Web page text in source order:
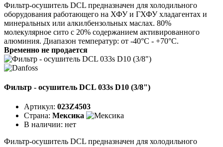
Фильтр-осушитель DCL предназначен для холодильного
оборудования работающего на ХФУ и ГХФУ хладагентах и
минеральных или алкилбензольных маслах. 80%
молекулярное сито с 20% содержанием активированного
алюминия. Диапазон температур: от -40°C - +70°C.
Временно не продается
Фильтр - осушитель DCL 033s D10 (3/8")
Артикул: 023Z4503
Страна: Мексика
В наличии: нет
Фильтр-осушитель DCL предназначен для холодильного